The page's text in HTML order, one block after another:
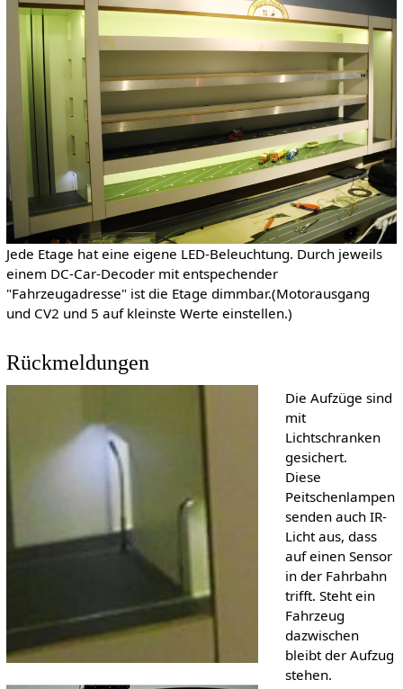
Jede Etage hat eine eigene LED-Beleuchtung. Durch jeweils
einem DC-Car-Decoder mit entspechender
"Fahrzeugadresse" ist die Etage dimmbar.(Motorausgang
und CV2 und 5 auf kleinste Werte einstellen.)
Rückmeldungen
Die Aufzüge sind
mit
Lichtschranken
gesichert.
Diese
Peitschenlampen
senden auch IR-
Licht aus, dass
auf einen Sensor
in der Fahrbahn
trifft. Steht ein
Fahrzeug
dazwischen
bleibt der Aufzug
stehen.